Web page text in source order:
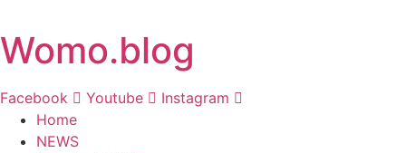
springen
Womo.blog
Facebook Youtube
Instagram
Home
NEWS